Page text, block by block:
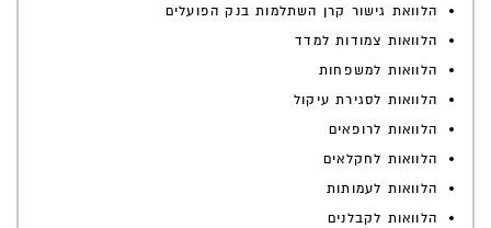
הלוואת גישור קרן השתלמות בנק הפועלים
הלוואות צמודות למדד
הלוואות למשפחות
הלוואות לסגירת עיקול
הלוואות לרופאים
הלוואות לחקלאים
הלוואות לעמותות
הלוואות לקבלנים